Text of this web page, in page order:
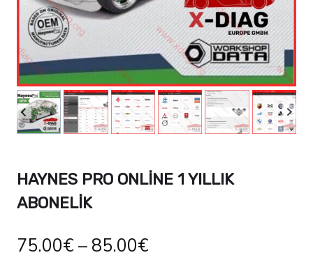
HAYNES PRO ONLINE 1 YILLIK
ABONELIK
75.00€ – 85.00€